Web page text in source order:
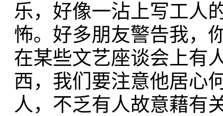
乐，好像一沾上写工人
怖。好多朋友警告我，
在某些文艺座谈会上有
西，我们要注意他居心
人，不乏有人故意藉有